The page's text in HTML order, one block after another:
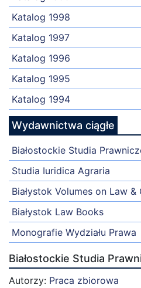
Katalog 1998
Katalog 1997
Katalog 1996
Katalog 1995
Katalog 1994
Wydawnictwa ciągłe
Białostockie Studia
Studia Iuridica Agraria
Białystok Volumes on Law &
Białystok Law Books
Monografie Wydziału Prawa
Białostockie Studia
Autorzy: Praca zbiorowa